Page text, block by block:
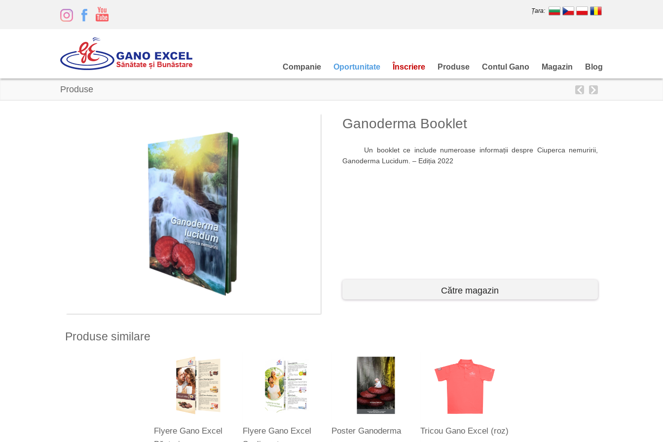
Țara:
Companie Oportunitate Înscriere Produse Contul Gano Magazin Blog
Produse
Ganoderma Booklet
Un booklet ce include numeroase informații despre Ciuperca nemuririi,
Ganoderma Lucidum. – Ediția 2022
Către magazin
Produse similare
Flyere Gano Excel
Flyere Gano Excel
Poster Ganoderma Tricou Gano Excel (roz)